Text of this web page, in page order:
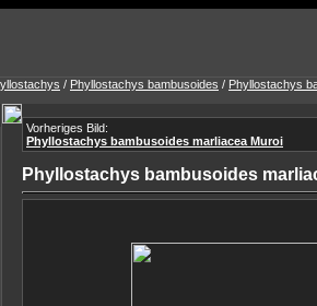
/ Phyllostachys bambusoides / Phyllostachys
Vorheriges Bild:
Phyllostachys bambusoides marliacea Muroi
Phyllostachys bambusoides